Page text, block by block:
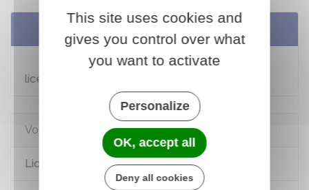
Estimer le montant des indemnités pour
licenciement abusif
Voir aussi
Licenciement économique
This site uses cookies and
gives you control over what
you want to activate
Personalize
OK, accept all
Deny all cookies